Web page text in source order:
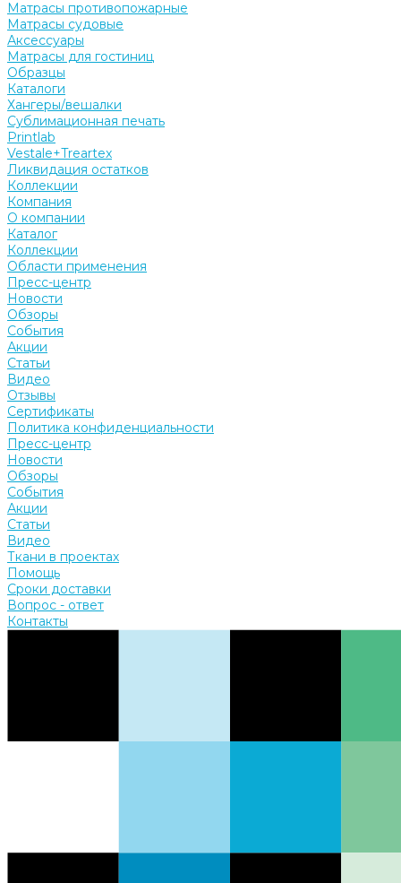
Матрасы противопожарные
Матрасы судовые
Аксессуары
Матрасы для гостиниц
Образцы
Каталоги
Хангеры/вешалки
Сублимационная печать
Printlab
Vestale+Treartex
Ликвидация остатков
Коллекции
Компания
О компании
Каталог
Коллекции
Области применения
Пресс-центр
Новости
Обзоры
События
Акции
Статьи
Видео
Отзывы
Сертификаты
Политика конфиденциальности
Пресс-центр
Новости
Обзоры
События
Акции
Статьи
Видео
Ткани в проектах
Помощь
Сроки доставки
Вопрос - ответ
Контакты